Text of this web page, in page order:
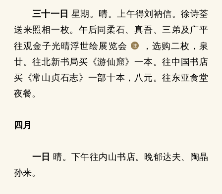
三十一日 星期。晴。上午得刘衲信。徐诗荃
送来照相一枚。午后同柔石、真吾、三弟及广平
往观金子光晴浮世绘展览会
，选购二枚，泉
廿。往北新书局买《游仙窟》一本。往中国书店
买《常山贞石志》一部十本，八元。往东亚食堂
夜餐。
四月
一日 晴。下午往内山书店。晚郁达夫、陶晶
孙来。